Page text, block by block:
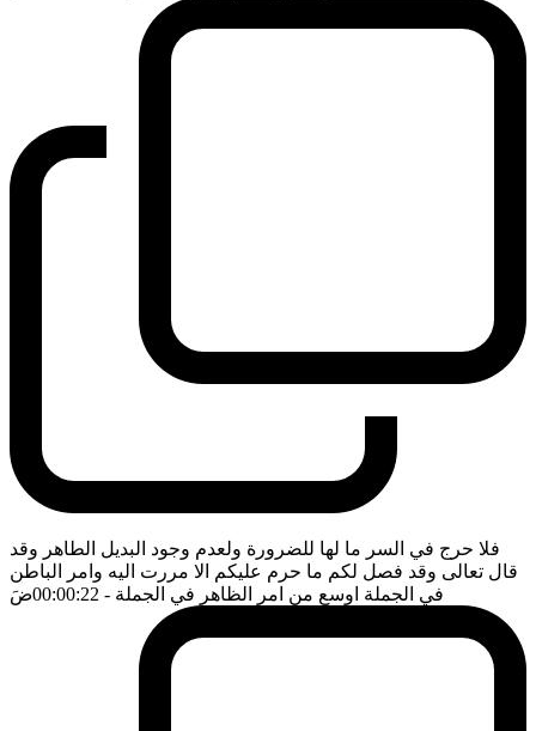
فلا حرج في السر ما لها للضرورة ولعدم وجود البديل الطاهر وقد
قال تعالى وقد فصل لكم ما حرم عليكم الا مررت اليه وامر الباطن
في الجملة اوسع من امر الظاهر في الجملة - 00:00:22 ضَ